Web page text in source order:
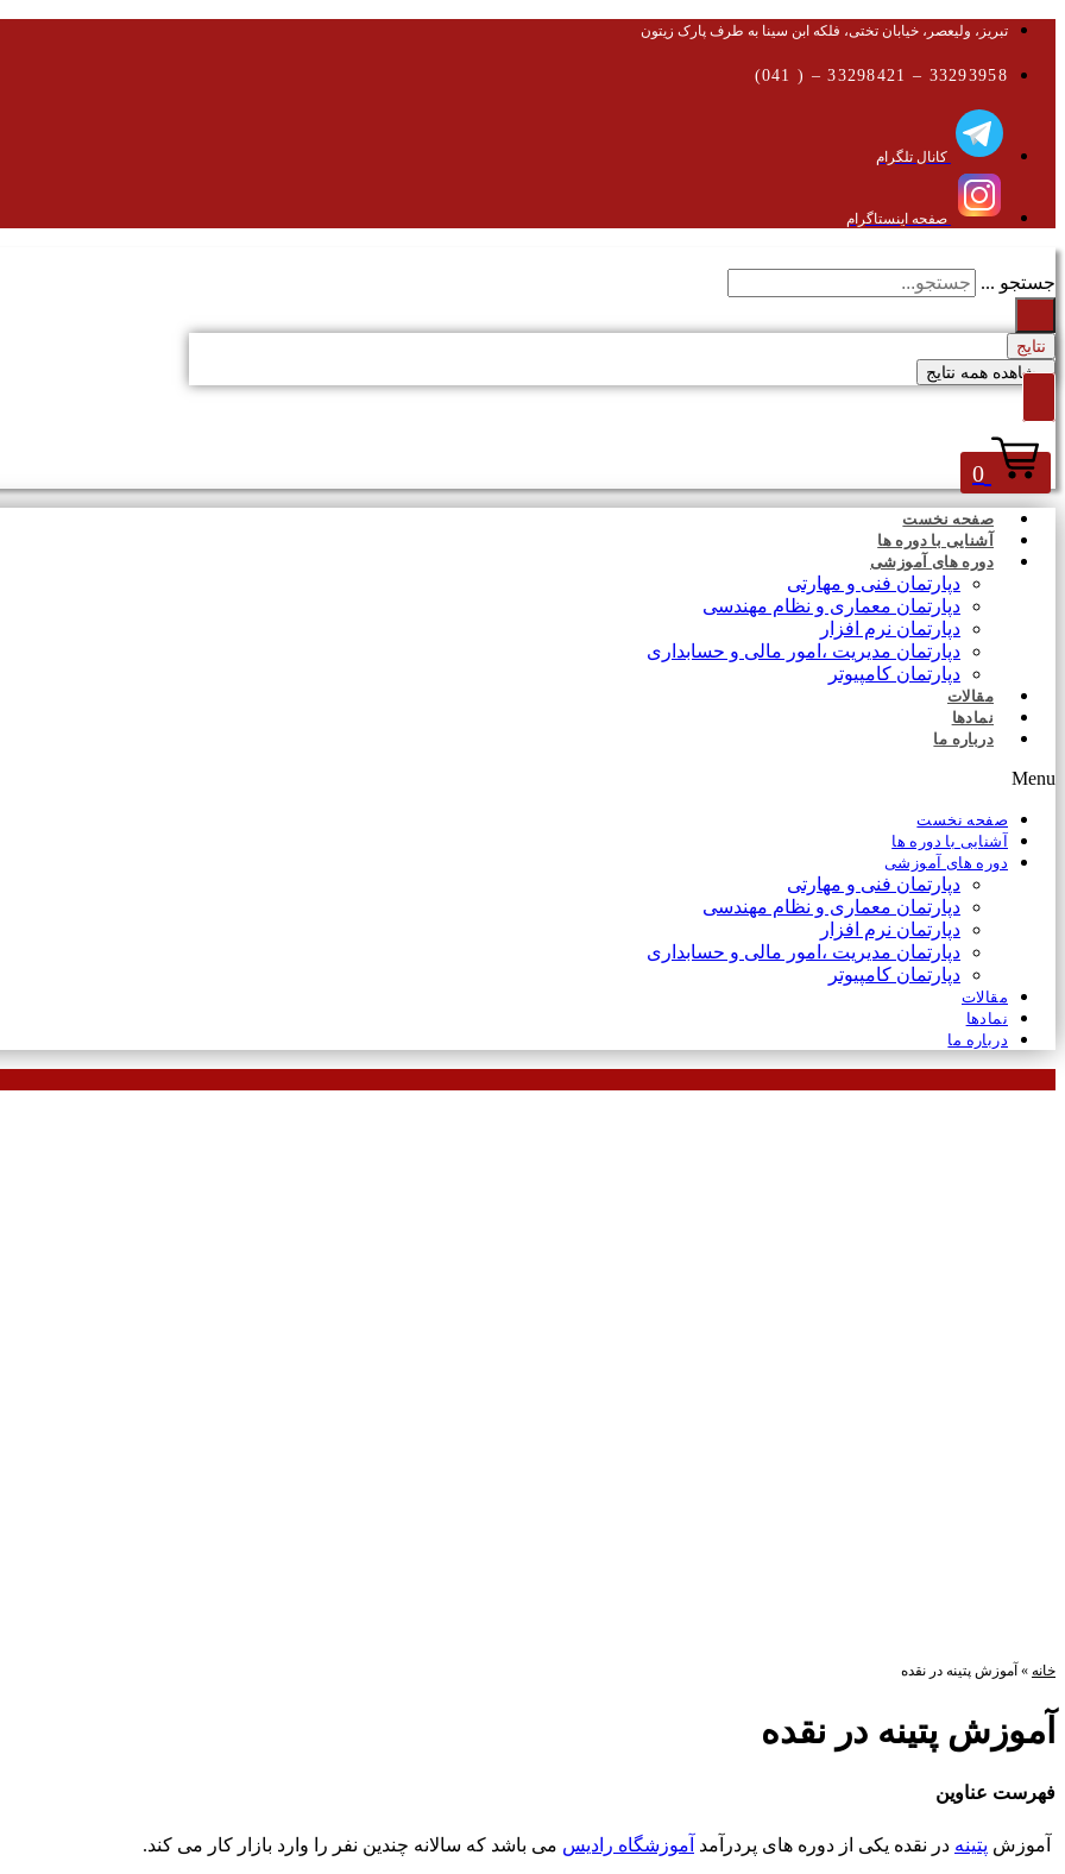
تبریز، ولیعصر، خیابان تختی، فلکه ابن سینا به طرف پارک زیتون
33293958 – 33298421 – ( 041)
کانال تلگرام
صفحه اینستاگرام
جستجو ...
نتایج
مشاهده همه نتایج
0
صفحه نخست
آشنایی با دوره ها
دوره های آموزشی
دپارتمان فنی و مهارتی
دپارتمان معماری و نظام مهندسی
دپارتمان نرم افزار
دپارتمان مدیریت ،امور مالی و حسابداری
دپارتمان کامپیوتر
مقالات
نمادها
درباره ما
Menu
صفحه نخست
آشنایی با دوره ها
دوره های آموزشی
دپارتمان فنی و مهارتی
دپارتمان معماری و نظام مهندسی
دپارتمان نرم افزار
دپارتمان مدیریت ،امور مالی و حسابداری
دپارتمان کامپیوتر
مقالات
نمادها
درباره ما
خانه » آموزش پتینه در نقده
آموزش پتینه در نقده
فهرست عناوین
آموزش پتینه در نقده یکی از دوره های پردرآمد آموزشگاه رادیس می باشد که سالانه چندین نفر را وارد بازار کار می کند.